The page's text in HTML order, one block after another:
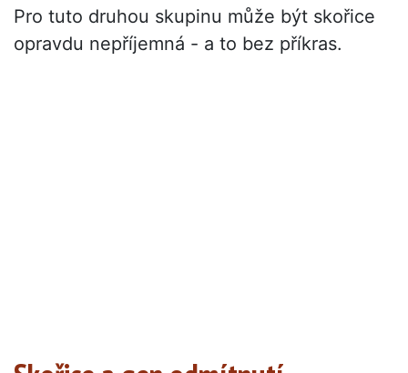
Pro tuto druhou skupinu může být skořice
opravdu nepříjemná - a to bez příkras.